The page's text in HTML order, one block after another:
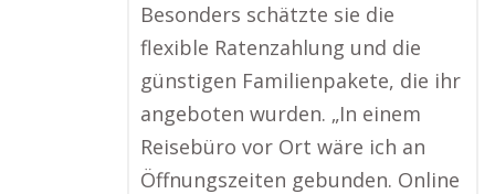
Besonders schätzte sie die
flexible Ratenzahlung und die
günstigen Familienpakete, die ihr
angeboten wurden. „In einem
Reisebüro vor Ort wäre ich an
Öffnungszeiten gebunden. Online